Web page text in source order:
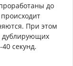
до
При этом
дублирующих
секунд.